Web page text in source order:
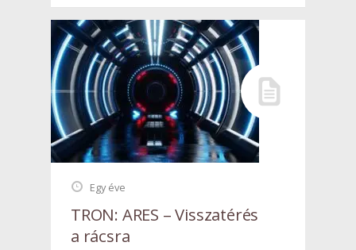
Egy éve
TRON: ARES – Visszatérés
a rácsra